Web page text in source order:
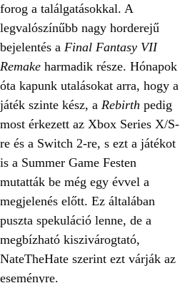
forog a találgatásokkal. A
legvalószínűbb nagy horderejű
bejelentés a Final Fantasy VII
Remake harmadik része. Hónapok
óta kapunk utalásokat arra, hogy a
játék szinte kész, a Rebirth pedig
most érkezett az Xbox Series X/S-
re és a Switch 2-re, s ezt a játékot
is a Summer Game Festen
mutatták be még egy évvel a
megjelenés előtt. Ez általában
puszta spekuláció lenne, de a
megbízható kiszivárogtató,
NateTheHate szerint ezt várják az
eseményre.